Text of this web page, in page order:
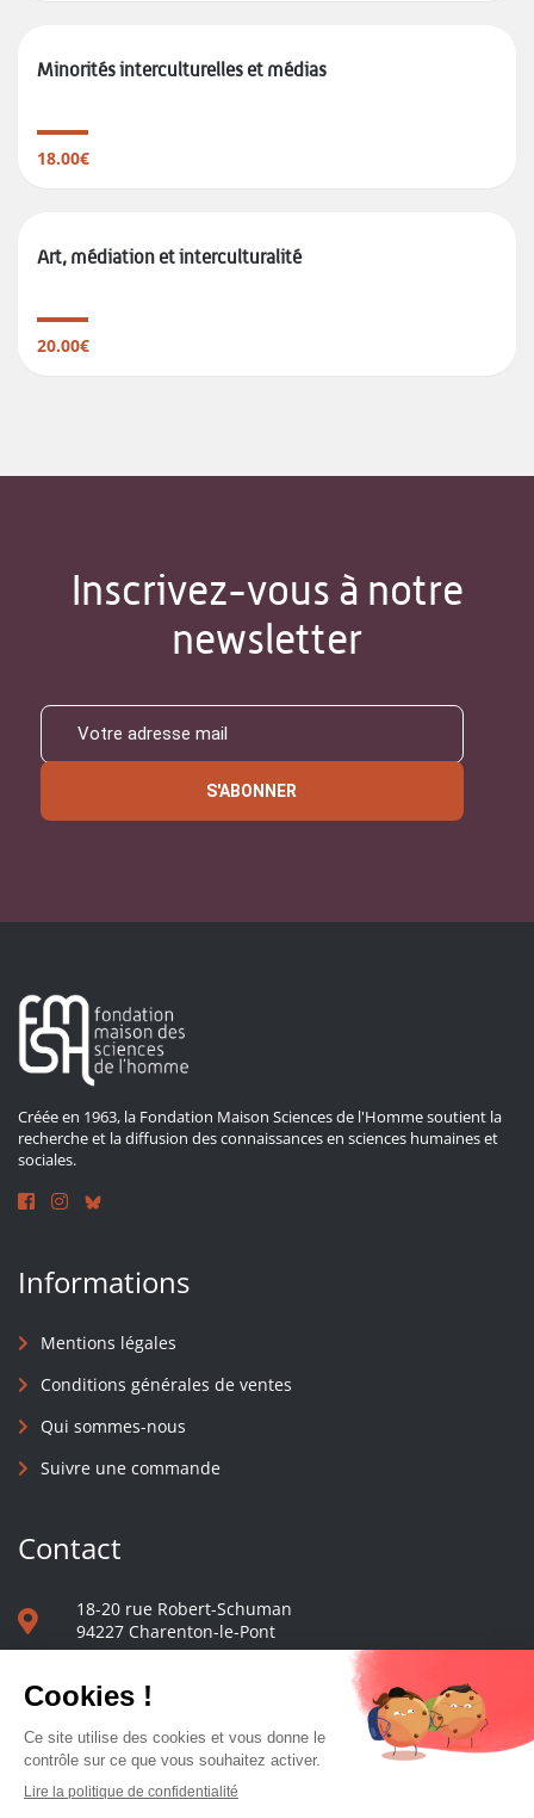
Minorités interculturelles et médias
18.00€
Art, médiation et interculturalité
20.00€
Inscrivez-vous à notre
newsletter
S'ABONNER
Créée en 1963, la Fondation Maison Sciences de l'Homme soutient la
recherche et la diffusion des connaissances en sciences humaines et
sociales.
Informations
Mentions légales
Conditions générales de ventes
Qui sommes-nous
Suivre une commande
Contact
18-20 rue Robert-Schuman
94227 Charenton-le-Pont